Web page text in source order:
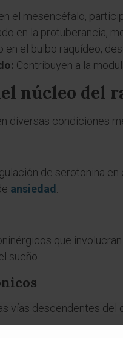
el mesencéfalo,
en la protuberancia,
en el bulbo raquídeo,
Contribuyen a la
núcleo del
diversas condiciones
de serotonina
ansiedad
que
sueño.
vías descendentes